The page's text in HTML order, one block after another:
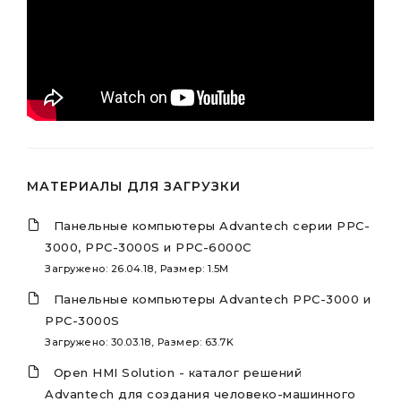
МАТЕРИАЛЫ ДЛЯ ЗАГРУЗКИ
Панельные компьютеры Advantech серии PPC-
3000, PPC-3000S и PPC-6000C
Загружено: 26.04.18, Размер: 1.5M
Панельные компьютеры Advantech PPC-3000 и
PPC-3000S
Загружено: 30.03.18, Размер: 63.7K
Open HMI Solution - каталог решений
Advantech для создания человеко-машинного